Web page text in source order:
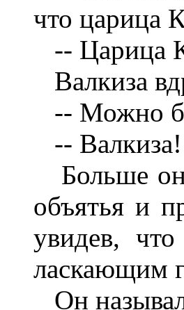
что царица
-- Царица
Валкиза
-- Можно
--
Больше он
объятья и
увидев,
ласкающим
Он